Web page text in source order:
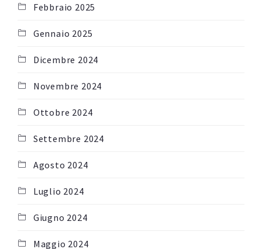
Febbraio 2025
Gennaio 2025
Dicembre 2024
Novembre 2024
Ottobre 2024
Settembre 2024
Agosto 2024
Luglio 2024
Giugno 2024
Maggio 2024